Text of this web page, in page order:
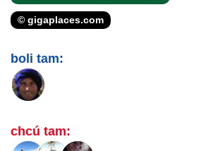
© gigaplaces.com
boli tam:
chcú tam: